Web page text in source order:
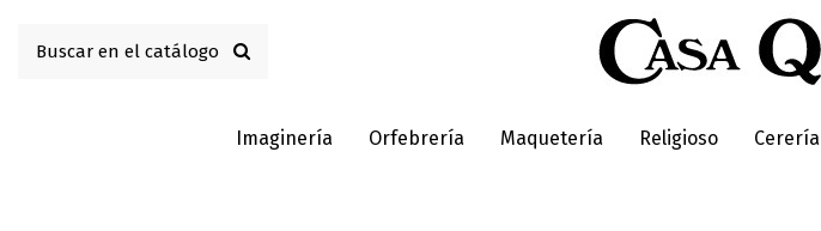
Imaginería Orfebrería Maquetería Religioso Cerería